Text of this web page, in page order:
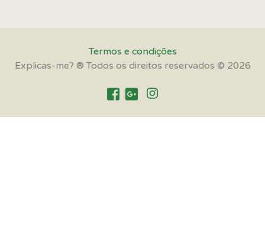
Termos e condições
Explicas-me? ® Todos os direitos reservados © 2026